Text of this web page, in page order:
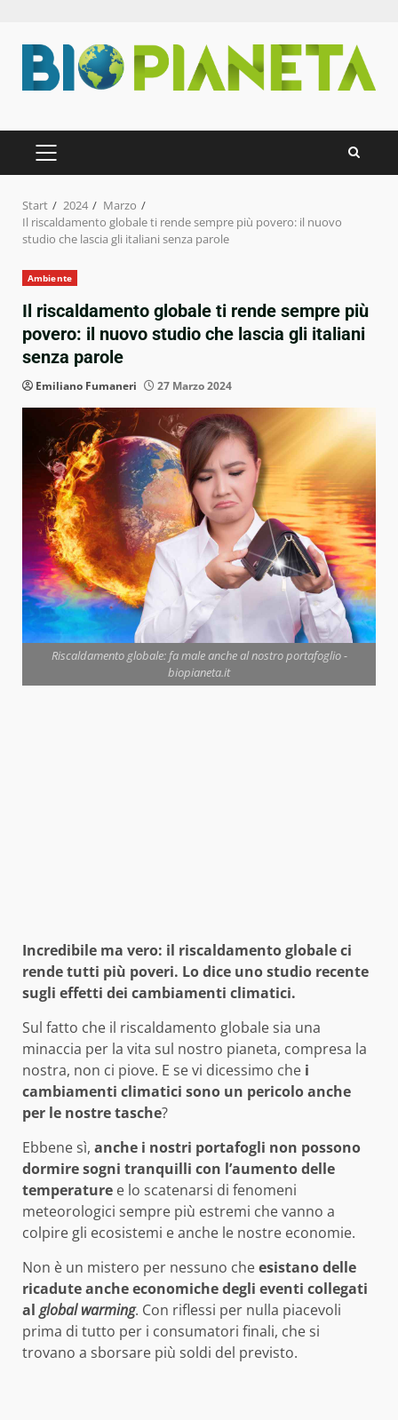
Inhalt
springen
PRIMÄRES
MENÜ
Start 2024
Marzo
Il riscaldamento globale ti rende sempre più povero: il nuovo
studio che lascia gli italiani senza parole
Ambiente
Il riscaldamento globale ti rende sempre più
povero: il nuovo studio che lascia gli italiani
senza parole
Emiliano Fumaneri 27 Marzo 2024
Riscaldamento globale: fa male anche al nostro portafoglio -
biopianeta.it
Incredibile ma vero: il riscaldamento globale ci
rende tutti più poveri. Lo dice uno studio recente
sugli effetti dei cambiamenti climatici.
Sul fatto che il riscaldamento globale sia una
minaccia per la vita sul nostro pianeta, compresa la
nostra, non ci piove. E se vi dicessimo che i
cambiamenti climatici sono un pericolo anche
per le nostre tasche?
Ebbene sì, anche i nostri portafogli non possono
dormire sogni tranquilli con l’aumento delle
temperature e lo scatenarsi di fenomeni
meteorologici sempre più estremi che vanno a
colpire gli ecosistemi e anche le nostre economie.
Non è un mistero per nessuno cheesistano delle
ricadute anche economiche degli eventi collegati
al global warming. Con riflessi per nulla piacevoli
prima di tutto per i consumatori finali, che si
trovano a sborsare più soldi del previsto.